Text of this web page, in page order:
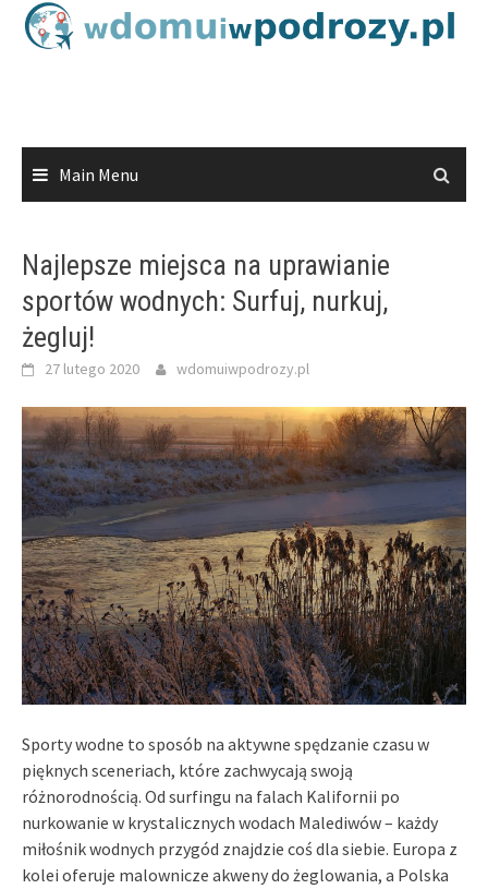
Skip
Main Menu
Najlepsze miejsca na uprawianie
sportów wodnych: Surfuj, nurkuj,
żegluj!
27 lutego 2020 wdomuiwpodrozy.pl
Sporty wodne to sposób na aktywne spędzanie czasu w
pięknych sceneriach, które zachwycają swoją
różnorodnością. Od surfingu na falach Kalifornii po
nurkowanie w krystalicznych wodach Malediwów – każdy
miłośnik wodnych przygód znajdzie coś dla siebie. Europa z
kolei oferuje malownicze akweny do żeglowania, a Polska